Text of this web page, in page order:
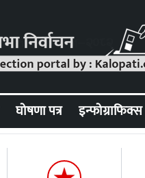
घोषणा पत्र इन्फोग्राफिक्स